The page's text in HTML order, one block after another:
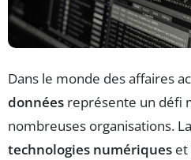
Dans le monde des affaires
données représente un défi
nombreuses organisations.
technologies numériques et